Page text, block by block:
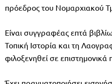
πρόεδρος του Νομαρχιακού
Είναι συγγραφέας επτά
Τοπική Ιστορία και τη
φιλοξενηθεί σε επιστημονικά